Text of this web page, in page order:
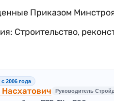
Приказом
Строительство,
2006 года
Руководитель